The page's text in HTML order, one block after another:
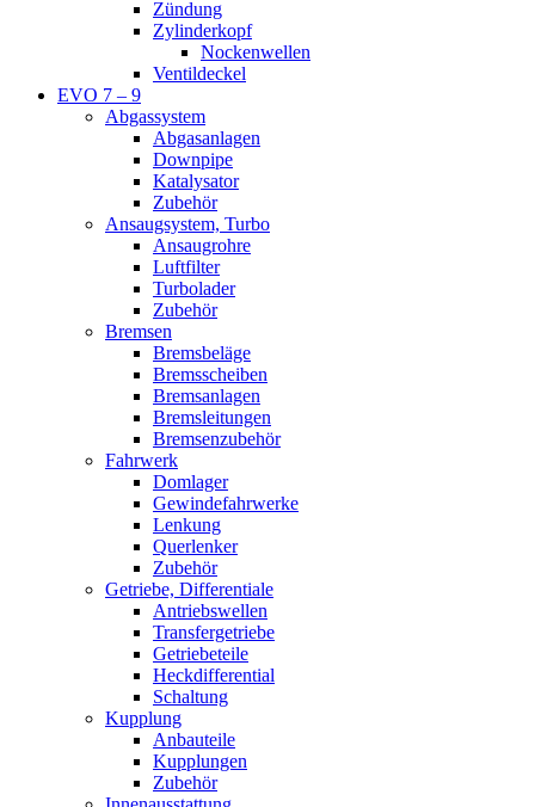
Zündung
Zylinderkopf
Nockenwellen
Ventildeckel
EVO 7 – 9
Abgassystem
Abgasanlagen
Downpipe
Katalysator
Zubehör
Ansaugsystem, Turbo
Ansaugrohre
Luftfilter
Turbolader
Zubehör
Bremsen
Bremsbeläge
Bremsscheiben
Bremsanlagen
Bremsleitungen
Bremsenzubehör
Fahrwerk
Domlager
Gewindefahrwerke
Lenkung
Querlenker
Zubehör
Getriebe, Differentiale
Antriebswellen
Transfergetriebe
Getriebeteile
Heckdifferential
Schaltung
Kupplung
Anbauteile
Kupplungen
Zubehör